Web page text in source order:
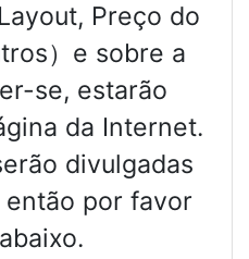
Preço do
）e sobre a
se, estarão
da Internet.
divulgadas
então por favor